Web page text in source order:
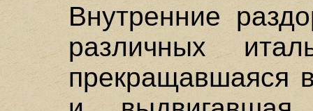
Внутренние
различных
прекращавшаяся